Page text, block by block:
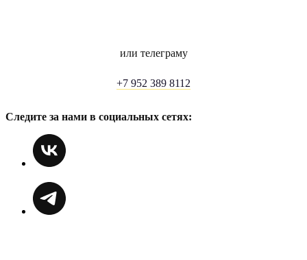
или телеграму
+7 952 389 8112
Следите за нами в социальных сетях: